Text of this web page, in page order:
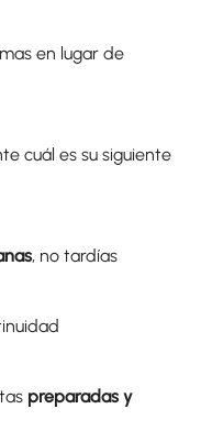
en lugar de
cuál es su siguiente
, no tardías
preparadas y